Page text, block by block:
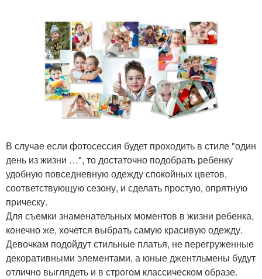
В случае если фотосессия будет проходить в стиле "один
день из жизни …", то достаточно подобрать ребенку
удобную повседневную одежду спокойных цветов,
соответствующую сезону, и сделать простую, опрятную
прическу.
Для съемки знаменательных моментов в жизни ребенка,
конечно же, хочется выбрать самую красивую одежду.
Девочкам подойдут стильные платья, не перегруженные
декоративными элементами, а юные джентльмены будут
отлично выглядеть и в строгом классическом образе.